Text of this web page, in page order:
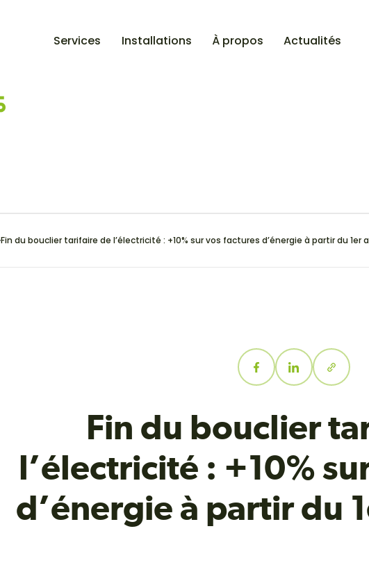
Services Installations À propos Actualités
Fin du bouclier tarifaire de l’électricité : +10% sur vos factures d’énergie à partir du 1er
Fin du bouclier
l’électricité : +10%
d’énergie à partir du